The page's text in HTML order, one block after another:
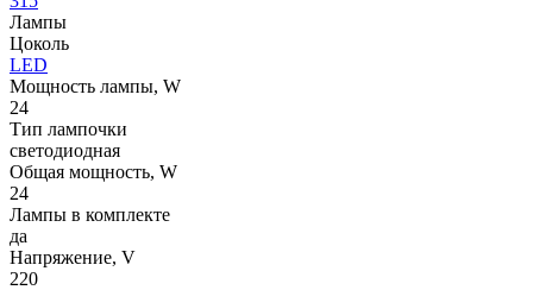
Лампы
Цоколь
LED
Мощность лампы, W
24
Тип лампочки
светодиодная
Общая мощность, W
24
Лампы в комплекте
да
Напряжение, V
220